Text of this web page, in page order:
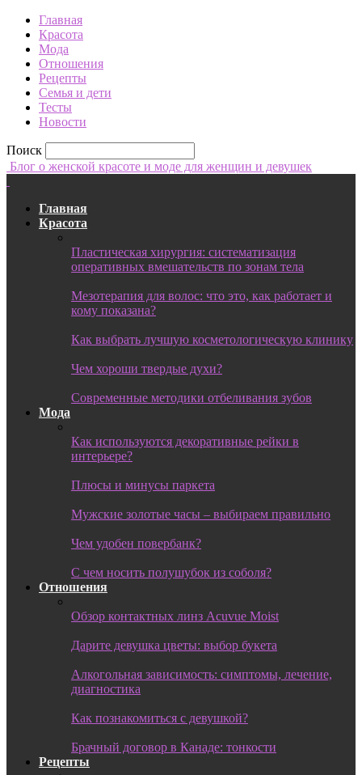
Главная
Красота
Мода
Отношения
Рецепты
Семья и дети
Тесты
Новости
Поиск
Блог о женской красоте и моде для женщин и девушек
Главная
Красота
Пластическая хирургия: систематизация
оперативных вмешательств по зонам тела
Мезотерапия для волос: что это, как работает и
кому показана?
Как выбрать лучшую косметологическую клинику
Чем хороши твердые духи?
Современные методики отбеливания зубов
Мода
Как используются декоративные рейки в
интерьере?
Плюсы и минусы паркета
Мужские золотые часы – выбираем правильно
Чем удобен повербанк?
С чем носить полушубок из соболя?
Отношения
Обзор контактных линз Acuvue Moist
Дарите девушка цветы: выбор букета
Алкогольная зависимость: симптомы, лечение,
диагностика
Как познакомиться с девушкой?
Брачный договор в Канаде: тонкости
Рецепты